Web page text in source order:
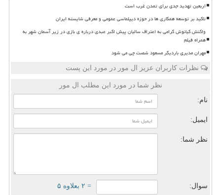
اربعین تهدید جدی برای تمدن غرب است
تاکید بر توسعه همکاری ها در حوزه دیپلماسی عمومی و معرفی شایسته ایران
واکنش کیانوش گرامی به اعتراف سالیان پیش اکبر عبدی درباره ی بازی در زیر آسمان شهر به
همراه فیلم
مهران مدیری باردیگر مسعود شصت چی می شود
نظرات کاربران عزیز ال مور در مورد این پست
نظر شما در مورد این مطلب ال مور
نام:
ایمیل:
نظر شما:
سوال: = ۲ بعلاوه ۵